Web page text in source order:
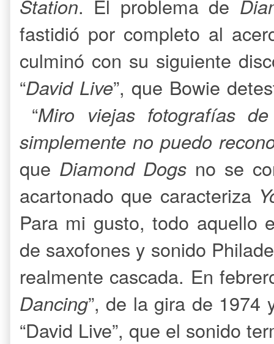
Station. El problema de
fastidió por completo al
culminó con su siguiente
“David Live”, que Bowie
“Miro viejas fotografías
simplemente no puedo
que Diamond Dogs no se
acartonado que caracteriza
Para mi gusto, todo aquello
de saxofones y sonido
realmente cascada. En
Dancing”, de la gira de 1974
“David Live”, que el sonido